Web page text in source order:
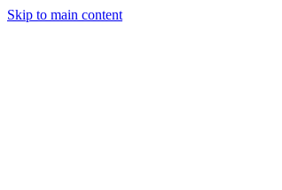
Skip to main content